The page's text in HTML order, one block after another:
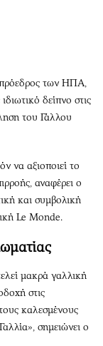
στην ''Κ''
των ΗΠΑ,
δείπνο στις
του Γάλλου
να αξιοποιεί το
αναφέρει ο
και συμβολική
Le Monde.
μακρά γαλλική
στις
καλεσμένους
σημειώνει ο